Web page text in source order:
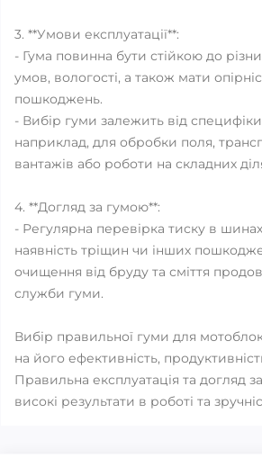
3. **Умови експлуатації**:
- Гума повинна бути стійкою до
умов, вологості, а також мати
пошкоджень.
- Вибір гуми залежить від
наприклад, для обробки поля,
вантажів або роботи на складних
4. **Догляд за гумою**:
- Регулярна перевірка тиску в
наявність тріщин чи інших
очищення від бруду та сміття
служби гуми.
Вибір правильної гуми для
на його ефективність,
Правильна експлуатація та догляд
високі результати в роботі та